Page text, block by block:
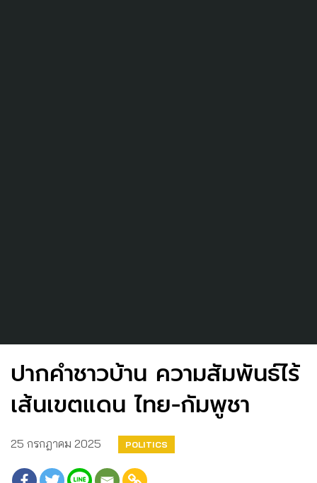
ปากคำชาวบ้าน ความสัมพันธ์ไร้
เส้นเขตแดน ไทย-กัมพูชา
25 กรกฎาคม 2025 POLITICS